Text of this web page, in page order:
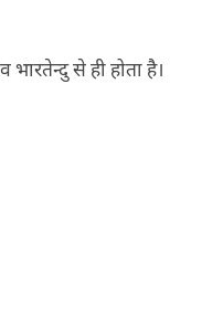
भारतेन्दु से ही होता है।